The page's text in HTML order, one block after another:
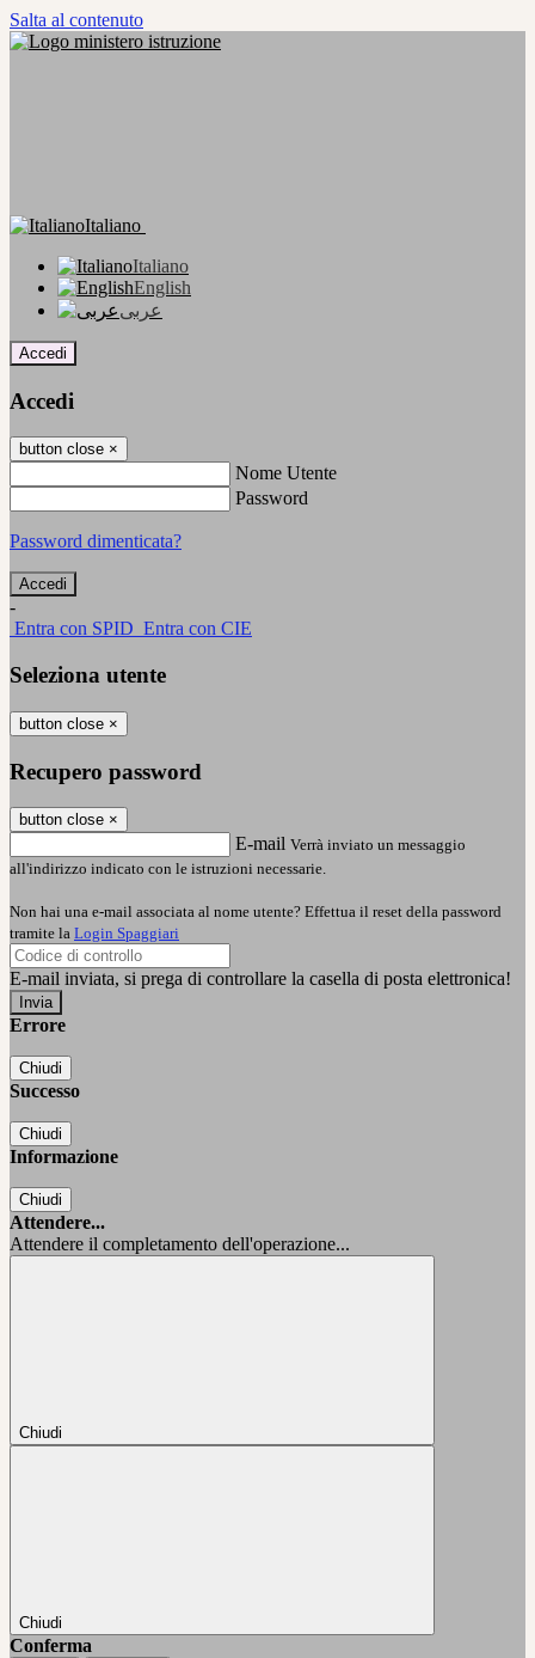
Salta al contenuto
Italiano
Italiano
English
عربى
Accedi
Accedi
button close ×
Nome Utente
Password
Password dimenticata?
-
Entra con SPID Entra con CIE
Seleziona utente
button close ×
Recupero password
button close ×
E-mail Verrà inviato un messaggio
all'indirizzo indicato con le istruzioni necessarie.
Non hai una e-mail associata al nome utente? Effettua il reset della password
tramite la Login Spaggiari
E-mail inviata, si prega di controllare la casella di posta elettronica!
Errore
Chiudi
Successo
Chiudi
Informazione
Chiudi
Attendere...
Attendere il completamento dell'operazione...
Chiudi
Chiudi
Conferma